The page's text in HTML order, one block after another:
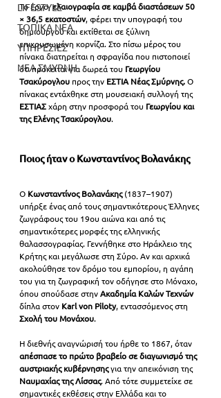
LIFESTYLE
ΤΟΠΙΚΑ ΝΕΑ
ΥΠΗΡΕΣΙΕΣ
ΝΕΑ ΣΜΥΡΝΗ
Το έργο, ελαιογραφία σε καμβά διαστάσεων 50
× 36,5 εκατοστών, φέρει την υπογραφή του
δημιουργού και εκτίθεται σε ξύλινη
επιχρυσωμένη κορνίζα. Στο πίσω μέρος του
πίνακα διατηρείται η σφραγίδα που πιστοποιεί
ότι πρόκειται για δωρεά του Γεωργίου
Τσακύρογλου προς την ΕΣΤΙΑ Νέας Σμύρνης. Ο
πίνακας εντάχθηκε στη μουσειακή συλλογή της
ΕΣΤΙΑΣ χάρη στην προσφορά του Γεωργίου και
της Ελένης Τσακύρογλου.
Ποιος ήταν ο Κωνσταντίνος Βολανάκης
Ο Κωνσταντίνος Βολανάκης (1837–1907)
υπήρξε ένας από τους σημαντικότερους Έλληνες
ζωγράφους του 19ου αιώνα και από τις
σημαντικότερες μορφές της ελληνικής
θαλασσογραφίας. Γεννήθηκε στο Ηράκλειο της
Κρήτης και μεγάλωσε στη Σύρο. Αν και αρχικά
ακολούθησε τον δρόμο του εμπορίου, η αγάπη
του για τη ζωγραφική τον οδήγησε στο Μόναχο,
όπου σπούδασε στην Ακαδημία Καλών Τεχνών
δίπλα στον Karl von Piloty, εντασσόμενος στη
Σχολή του Μονάχου.
Η διεθνής αναγνώρισή του ήρθε το 1867, όταν
απέσπασε το πρώτο βραβείο σε διαγωνισμό της
αυστριακής κυβέρνησης για την απεικόνιση της
Ναυμαχίας της Λίσσας. Από τότε συμμετείχε σε
σημαντικές εκθέσεις στην Ελλάδα και το